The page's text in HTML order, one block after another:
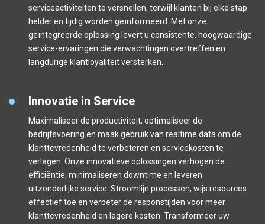
serviceactiviteiten te versnellen, terwijl klanten bij elke stap
helder en tijdig worden geïnformeerd. Met onze
geïntegreerde oplossing levert u consistente, hoogwaardige
service-ervaringen die verwachtingen overtreffen en
langdurige klantloyaliteit versterken.
Innovatie in Service
Maximaliseer de productiviteit, optimaliseer de
bedrijfsvoering en maak gebruik van realtime data om de
klanttevredenheid te verbeteren en servicekosten te
verlagen. Onze innovatieve oplossingen verhogen de
efficiëntie, minimaliseren downtime en leveren
uitzonderlijke service. Stroomlijn processen, wijs resources
effectief toe en verbeter de responstijden voor meer
klanttevredenheid en lagere kosten. Transformeer uw